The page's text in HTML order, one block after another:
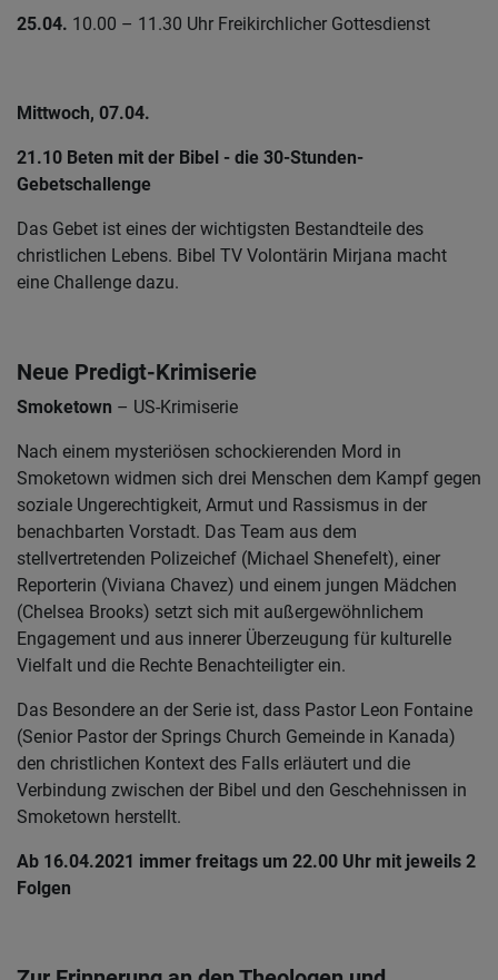
25.04. 10.00 – 11.30 Uhr Freikirchlicher Gottesdienst
Mittwoch, 07.04.
21.10 Beten mit der Bibel - die 30-Stunden-
Gebetschallenge
Das Gebet ist eines der wichtigsten Bestandteile des
christlichen Lebens. Bibel TV Volontärin Mirjana macht
eine Challenge dazu.
Neue Predigt-Krimiserie
Smoketown – US-Krimiserie
Nach einem mysteriösen schockierenden Mord in
Smoketown widmen sich drei Menschen dem Kampf gegen
soziale Ungerechtigkeit, Armut und Rassismus in der
benachbarten Vorstadt. Das Team aus dem
stellvertretenden Polizeichef (Michael Shenefelt), einer
Reporterin (Viviana Chavez) und einem jungen Mädchen
(Chelsea Brooks) setzt sich mit außergewöhnlichem
Engagement und aus innerer Überzeugung für kulturelle
Vielfalt und die Rechte Benachteiligter ein.
Das Besondere an der Serie ist, dass Pastor Leon Fontaine
(Senior Pastor der Springs Church Gemeinde in Kanada)
den christlichen Kontext des Falls erläutert und die
Verbindung zwischen der Bibel und den Geschehnissen in
Smoketown herstellt.
Ab 16.04.2021 immer freitags um 22.00 Uhr mit jeweils 2
Folgen